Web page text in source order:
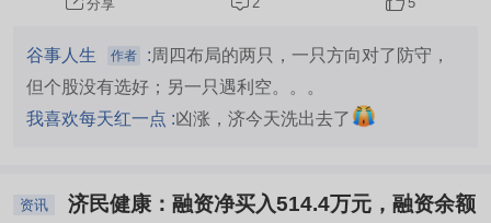
分享
谷事人生 作者 : 周四布局的两只，一只方向对了防守，
但个股没有选好；另一只遇利空。。。
我喜欢每天红一点 :凶涨，济今天洗出去了
资讯
济民健康：融资净买入514.4万元，融资余额